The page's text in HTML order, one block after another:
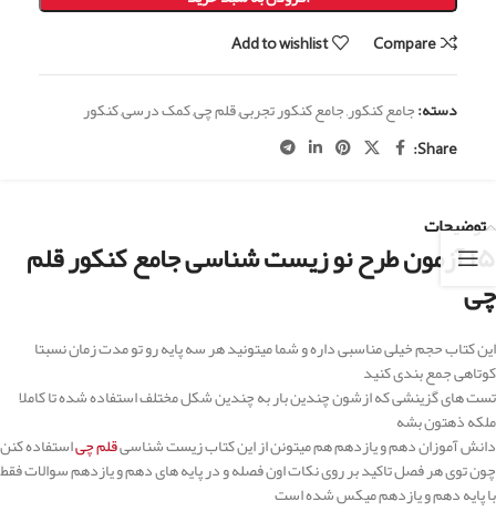
Compare
Add to wishlist
دسته:جامع کنکور,جامع کنکور تجربی,قلم چی,کمک درسی,کنکور
Share:
توضیحات
۱۵ آزمون طرح نو زیست شناسی جامع کنکور قلم
چی
این کتاب حجم خیلی مناسبی داره و شما میتونید هر سه پایه رو تو مدت زمان نسبتا
کوتاهی جمع بندی کنید
تست های گزینشی که ازشون چندین بار به چندین شکل مختلف استفاده شده تا کاملا
ملکه ذهتون بشه
دانش آموزان دهم و یازدهم هم میتونن از این کتاب زیست شناسیقلم چیاستفاده کنن
چون توی هر فصل تاکید بر روی نکات اون فصله و در پایه های دهم و یازدهم سوالات فقط
با پایه دهم و یازدهم میکس شده است